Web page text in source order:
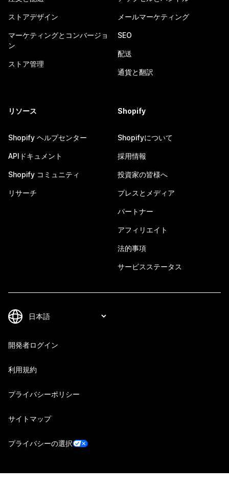
ストアデザイン
マーケティングとコンバージョ
ン
ストア管理
メールマーケティング
SEO
配送
通貨と翻訳
リソース
Shopify ヘルプセンター
APIドキュメント
Shopify コミュニティ
リサーチ
Shopify
Shopifyについて
採用情報
投資家の皆様へ
プレスとメディア
パートナー
アフィリエイト
法的事項
サービスステータス
開発者ログイン
利用規約
プライバシーポリシー
サイトマップ
プライバシーの選択